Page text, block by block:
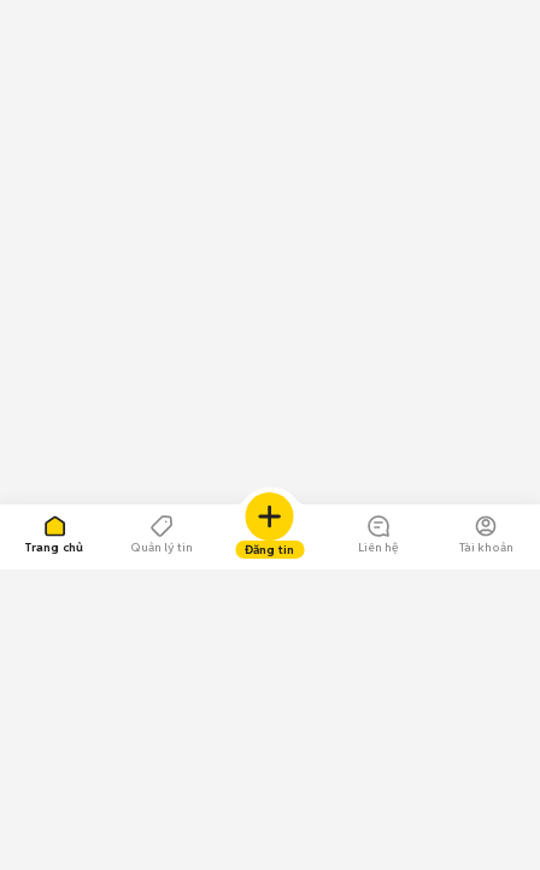
Trang chủ Quản lý tin Đăng tin Liên hệ Tài khoản